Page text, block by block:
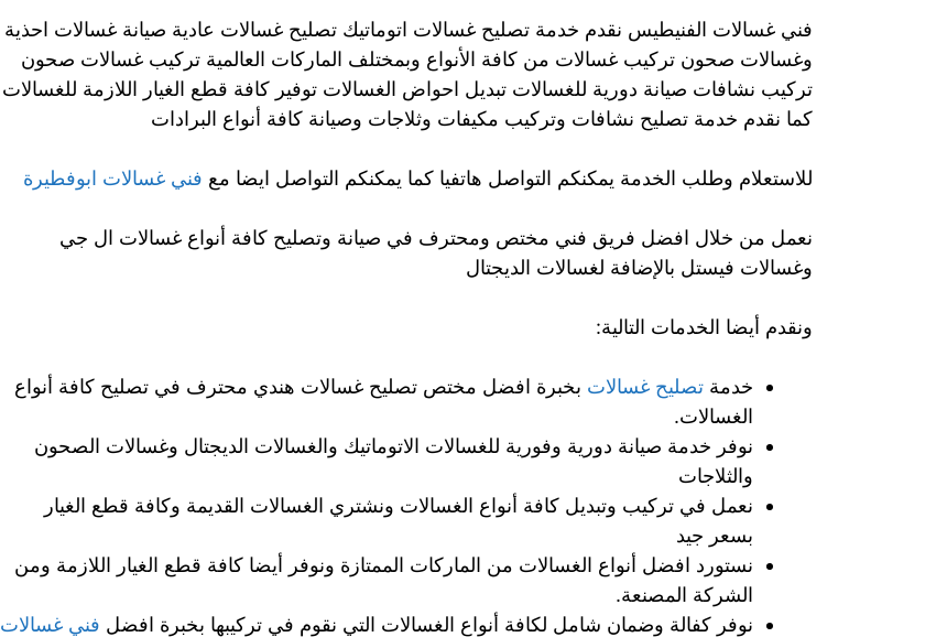
فني غسالات الفنيطيس نقدم خدمة تصليح غسالات اتوماتيك تصليح غسالات عادية صيانة غسالات احذية
وغسالات صحون تركيب غسالات من كافة الأنواع وبمختلف الماركات العالمية تركيب غسالات صحون
تركيب نشافات صيانة دورية للغسالات تبديل احواض الغسالات توفير كافة قطع الغيار اللازمة للغسالات
كما نقدم خدمة تصليح نشافات وتركيب مكيفات وثلاجات وصيانة كافة أنواع البرادات
للاستعلام وطلب الخدمة يمكنكم التواصل هاتفيا كما يمكنكم التواصل ايضا مع فني غسالات ابوفطيرة
نعمل من خلال افضل فريق فني مختص ومحترف في صيانة وتصليح كافة أنواع غسالات ال جي
وغسالات فيستل بالإضافة لغسالات الديجتال
ونقدم أيضا الخدمات التالية:
خدمة تصليح غسالات بخبرة افضل مختص تصليح غسالات هندي محترف في تصليح كافة أنواع
الغسالات.
نوفر خدمة صيانة دورية وفورية للغسالات الاتوماتيك والغسالات الديجتال وغسالات الصحون
والثلاجات
نعمل في تركيب وتبديل كافة أنواع الغسالات ونشتري الغسالات القديمة وكافة قطع الغيار
بسعر جيد
نستورد افضل أنواع الغسالات من الماركات الممتازة ونوفر أيضا كافة قطع الغيار اللازمة ومن
الشركة المصنعة.
نوفر كفالة وضمان شامل لكافة أنواع الغسالات التي نقوم في تركيبها بخبرة افضل فني غسالات